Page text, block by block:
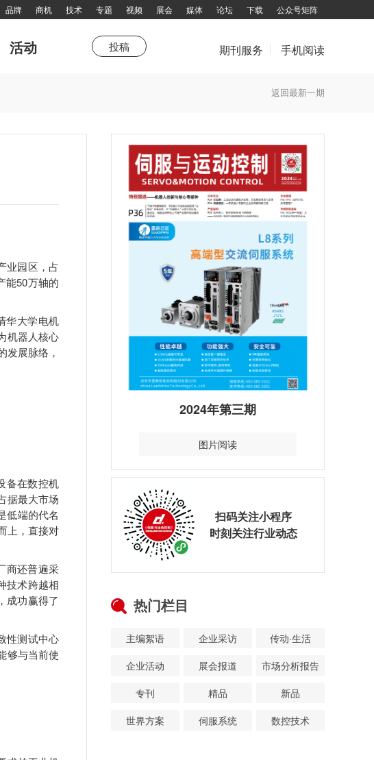
品牌 商机 技术 专题 视频 展会 媒体 论坛 下载 公众号矩阵
活动 投稿 期刊服务
拨打电话咨询：13751143319 余女士
邮箱：chuandong@chuandong.cn
手机阅读
返回最新一期
业园区，占
能50万轴的
华大学电机
机器人核心
发展脉络，
备在数控机
据最大市场
低端的代名
上，直接对
商还普遍采
技术跨越相
成功赢得了
性测试中心
够与当前使
2024年第三期
图片阅读
扫码关注小程序
时刻关注行业动态
热门栏目
主编絮语 企业采访
传动·生活
企业活动
展会报道
市场分析报告
专刊
精品
新品
世界方案
伺服系统 数控技术